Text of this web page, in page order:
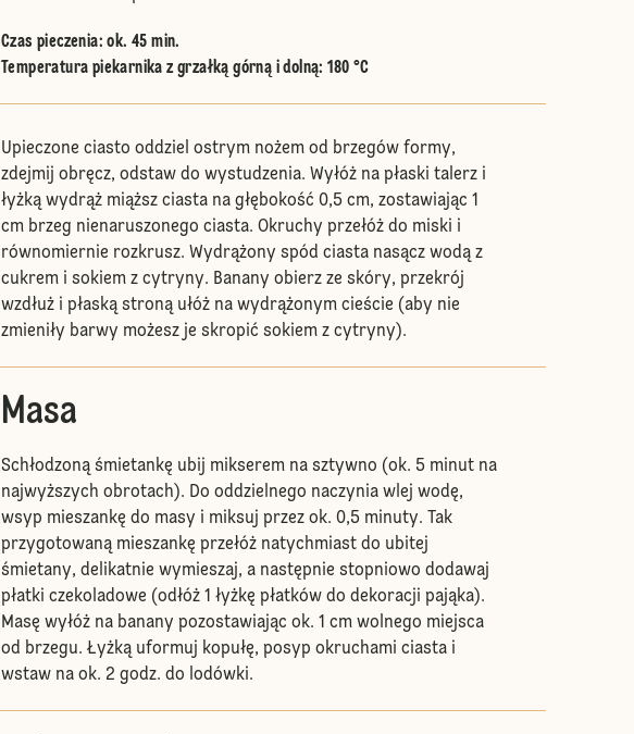
Czas pieczenia: ok. 45 min.
Temperatura piekarnika z grzałką górną i dolną: 180 °C
Upieczone ciasto oddziel ostrym nożem od brzegów formy,
zdejmij obręcz, odstaw do wystudzenia. Wyłóż na płaski talerz i
łyżką wydrąż miąższ ciasta na głębokość 0,5 cm, zostawiając 1
cm brzeg nienaruszonego ciasta. Okruchy przełóż do miski i
równomiernie rozkrusz. Wydrążony spód ciasta nasącz wodą z
cukrem i sokiem z cytryny. Banany obierz ze skóry, przekrój
wzdłuż i płaską stroną ułóż na wydrążonym cieście (aby nie
zmieniły barwy możesz je skropić sokiem z cytryny).
Masa
Schłodzoną śmietankę ubij mikserem na sztywno (ok. 5 minut na
najwyższych obrotach). Do oddzielnego naczynia wlej wodę,
wsyp mieszankę do masy i miksuj przez ok. 0,5 minuty. Tak
przygotowaną mieszankę przełóż natychmiast do ubitej
śmietany, delikatnie wymieszaj, a następnie stopniowo dodawaj
płatki czekoladowe (odłóż 1 łyżkę płatków do dekoracji pająka).
Masę wyłóż na banany pozostawiając ok. 1 cm wolnego miejsca
od brzegu. Łyżką uformuj kopułę, posyp okruchami ciasta i
wstaw na ok. 2 godz. do lodówki.